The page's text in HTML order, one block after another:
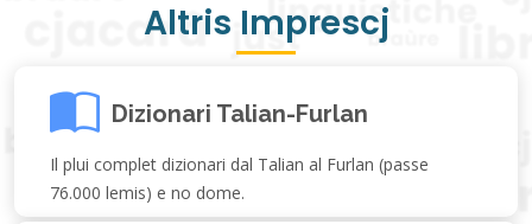
Altris Imprescj
Dizionari Talian-Furlan
Il plui complet dizionari dal Talian al Furlan (passe
76.000 lemis) e no dome.